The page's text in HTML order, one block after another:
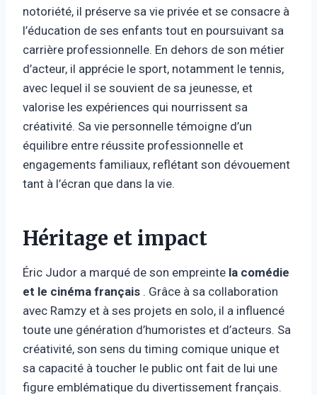
notoriété, il préserve sa vie privée et se consacre à
l’éducation de ses enfants tout en poursuivant sa
carrière professionnelle. En dehors de son métier
d’acteur, il apprécie le sport, notamment le tennis,
avec lequel il se souvient de sa jeunesse, et
valorise les expériences qui nourrissent sa
créativité. Sa vie personnelle témoigne d’un
équilibre entre réussite professionnelle et
engagements familiaux, reflétant son dévouement
tant à l’écran que dans la vie.
Héritage et impact
Éric Judor a marqué de son empreinte la comédie
et le cinéma français . Grâce à sa collaboration
avec Ramzy et à ses projets en solo, il a influencé
toute une génération d’humoristes et d’acteurs. Sa
créativité, son sens du timing comique unique et
sa capacité à toucher le public ont fait de lui une
figure emblématique du divertissement français.